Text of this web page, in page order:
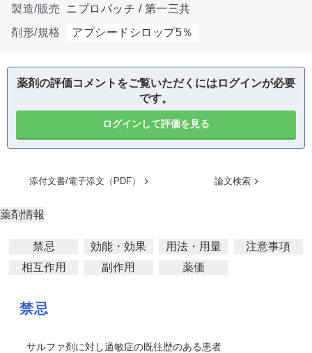
製造/販売
ニプロパッチ / 第一三共
剤形/規格
アプシードシロップ5％
薬剤の評価コメントをご覧いただくにはログインが必要
です。
ログインして評価を見る
添付文書/電子添文（PDF） 論文検索
薬剤情報
禁忌 効能・効果 用法・用量
注意事項
相互作用
副作用 薬価
禁忌
サルファ剤に対し過敏症の既往歴のある患者